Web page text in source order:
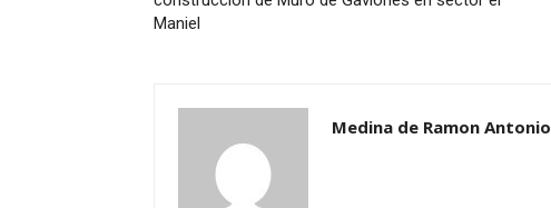
Maniel
Medina de Ramon Antonio